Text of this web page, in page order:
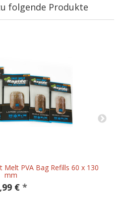
folgende Produkte
Melt PVA Bag Refills 60 x 130
mm
€ *